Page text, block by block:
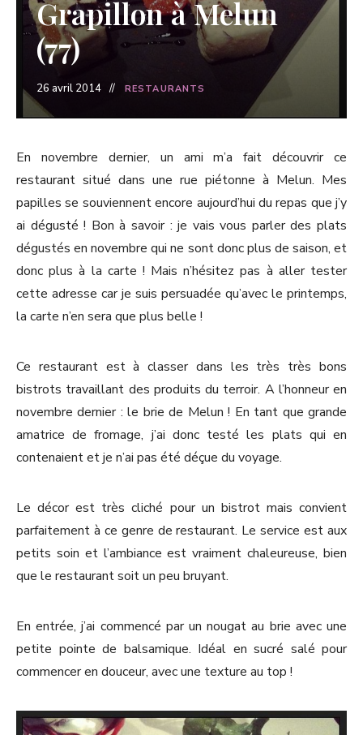
Grapillon à Melun
(77)
26 avril 2014 RESTAURANTS
En novembre dernier, un ami m’a fait découvrir ce
restaurant situé dans une rue piétonne à Melun. Mes
papilles se souviennent encore aujourd’hui du repas que j’y
ai dégusté ! Bon à savoir : je vais vous parler des plats
dégustés en novembre qui ne sont donc plus de saison, et
donc plus à la carte ! Mais n’hésitez pas à aller tester
cette adresse car je suis persuadée qu’avec le printemps,
la carte n’en sera que plus belle !
Ce restaurant est à classer dans les très très bons
bistrots travaillant des produits du terroir. A l’honneur en
novembre dernier : le brie de Melun ! En tant que grande
amatrice de fromage, j’ai donc testé les plats qui en
contenaient et je n’ai pas été déçue du voyage.
Le décor est très cliché pour un bistrot mais convient
parfaitement à ce genre de restaurant. Le service est aux
petits soin et l’ambiance est vraiment chaleureuse, bien
que le restaurant soit un peu bruyant.
En entrée, j’ai commencé par un nougat au brie avec une
petite pointe de balsamique. Idéal en sucré salé pour
commencer en douceur, avec une texture au top !